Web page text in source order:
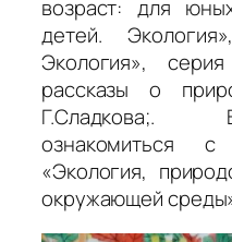
возраст: для
детей.
Экология»,
рассказы о
Г.Сладкова;.
ознакомиться
«Экология,
окружающей